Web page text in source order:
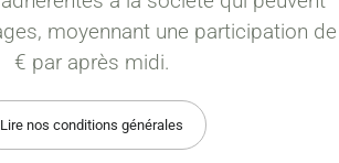
moyennant une participation
€ par après midi.
Lire nos conditions générales